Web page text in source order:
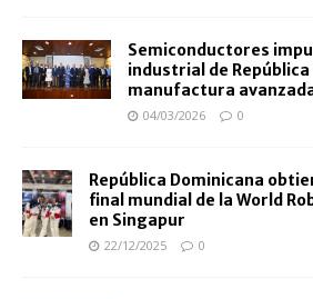
Semiconductores
industrial de
manufactura
04/03/2026 0
República Dominicana
final mundial de la World
en Singapur
22/12/2025 0